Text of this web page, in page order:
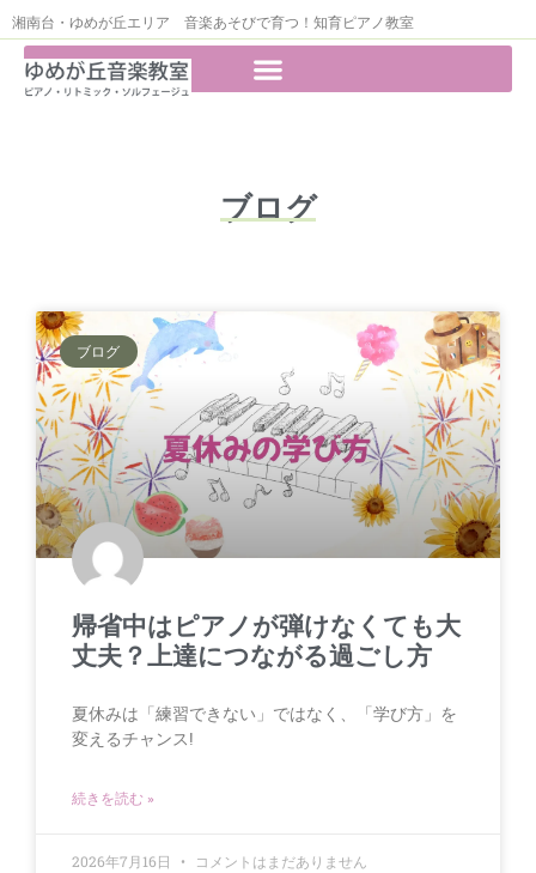
湘南台・ゆめが丘エリア 音楽あそびで育つ！知育ピアノ教室
ブログ
ブログ
帰省中はピアノが弾けなくても大
丈夫？上達につながる過ごし方
夏休みは「練習できない」ではなく、「学び方」を
変えるチャンス!
続きを読む »
2026年7月16日 コメントはまだありません